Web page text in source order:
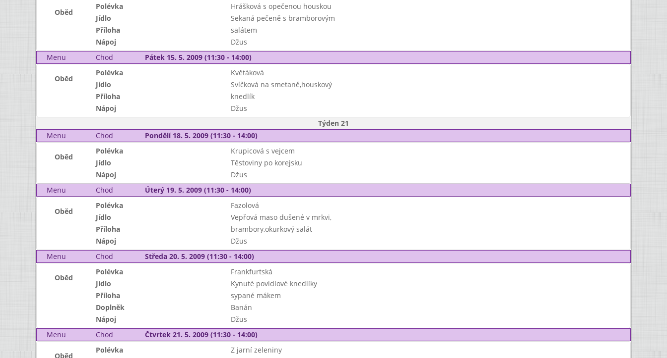
Oběd
Polévka
Hrášková s opečenou houskou
Jídlo
Sekaná pečeně s bramborovým
Příloha
salátem
Nápoj
Džus
Menu
Chod Pátek 15. 5. 2009 (11:30 - 14:00)
Oběd
Polévka
Květáková
Jídlo
Svíčková na smetaně,houskový
Příloha
knedlík
Nápoj
Džus
Týden 21
Menu
Chod Pondělí 18. 5. 2009 (11:30 - 14:00)
Oběd
Polévka
Krupicová s vejcem
Jídlo
Těstoviny po korejsku
Nápoj
Džus
Menu
Chod Úterý 19. 5. 2009 (11:30 - 14:00)
Oběd
Polévka
Fazolová
Jídlo
Vepřová maso dušené v mrkvi,
Příloha
brambory,okurkový salát
Nápoj
Džus
Menu
Chod Středa 20. 5. 2009 (11:30 - 14:00)
Oběd
Polévka
Frankfurtská
Jídlo
Kynuté povidlové knedlíky
Příloha
sypané mákem
Doplněk
Banán
Nápoj
Džus
Menu
Chod Čtvrtek 21. 5. 2009 (11:30 - 14:00)
Oběd
Polévka
Z jarní zeleniny